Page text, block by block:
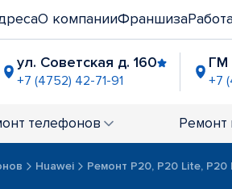
О компанииФраншиза
ул. Советская д. 160
+7 (4752) 42-71-91
ГМ
+7
телефонов Ремонт
Huawei Ремонт P20, P20 Lite, P20